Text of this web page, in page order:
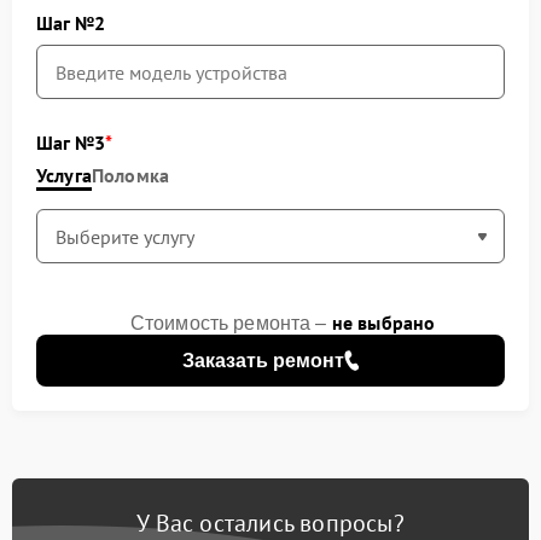
Шаг №2
Шаг №3
УслугаПоломка
Заказать ремонт
Стоимость ремонта – не выбрано
У Вас остались вопросы?